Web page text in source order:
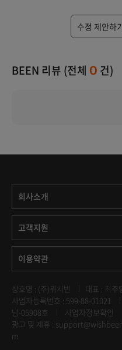
수정 제안하
BEEN 리뷰 (전체 0 건)
회사소개
고객지원
이용약관
상호명 : (주)위시빈 대표 : 최주
사업자등록번호 : 599-88-01021
남-05908호
사업자정보확인
광고 및 제휴 :
m